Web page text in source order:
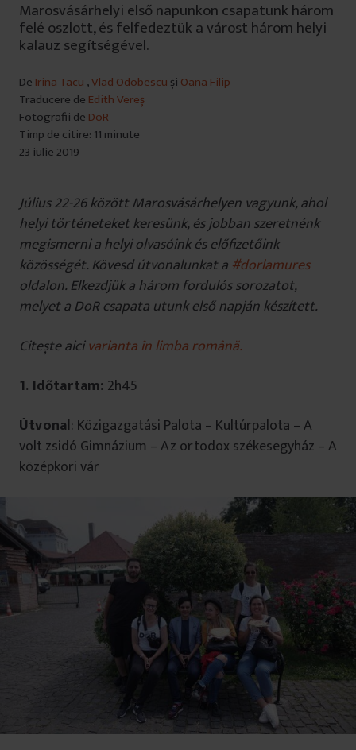
Marosvásárhelyi első napunkon csapatunk három
felé oszlott, és felfedeztük a várost három helyi
kalauz segítségével.
De Irina Tacu ,Vlad Odobescu și Oana Filip
Traducere de Edith Vereș
Fotografii de DoR
Timp de citire: 11 minute
23 iulie 2019
Július 22-26 között Marosvásárhelyen vagyunk, ahol
helyi történeteket keresünk, és jobban szeretnénk
megismerni a helyi olvasóink és előfizetőink
közösségét. Kövesd útvonalunkat a #dorlamures
oldalon. Elkezdjük a három fordulós sorozatot,
melyet a DoR csapata utunk első napján készített.
Citește aicivarianta în limba română.
1. Időtartam: 2h45
Útvonal: Közigazgatási Palota – Kultúrpalota – A
volt zsidó Gimnázium – Az ortodox székesegyház – A
középkori vár